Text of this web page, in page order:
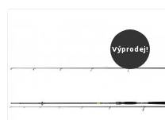
Výprodej!